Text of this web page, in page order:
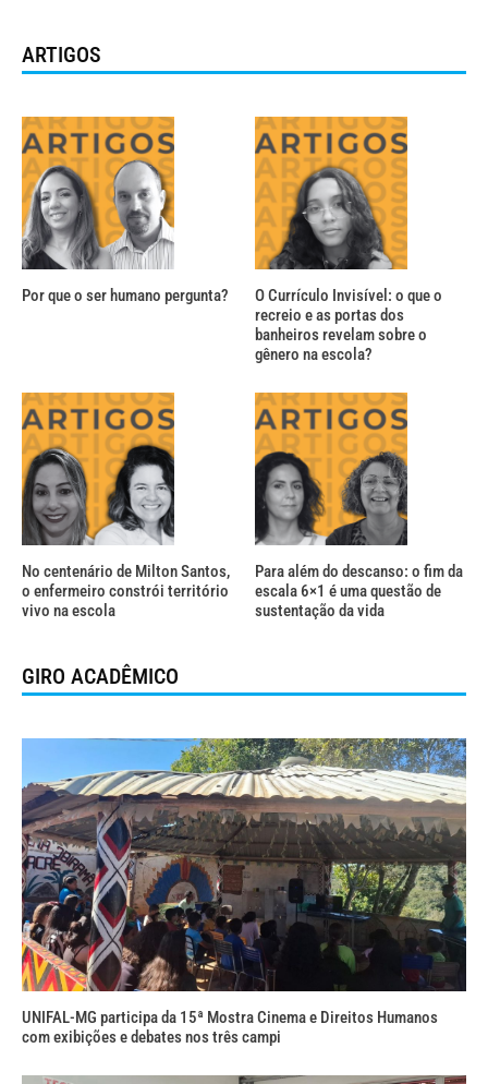
ARTIGOS
Por que o ser humano pergunta?
O Currículo Invisível: o que o
recreio e as portas dos
banheiros revelam sobre o
gênero na escola?
No centenário de Milton Santos,
o enfermeiro constrói território
vivo na escola
Para além do descanso: o fim da
escala 6×1 é uma questão de
sustentação da vida
GIRO ACADÊMICO
UNIFAL-MG participa da 15ª Mostra Cinema e Direitos Humanos
com exibições e debates nos três campi